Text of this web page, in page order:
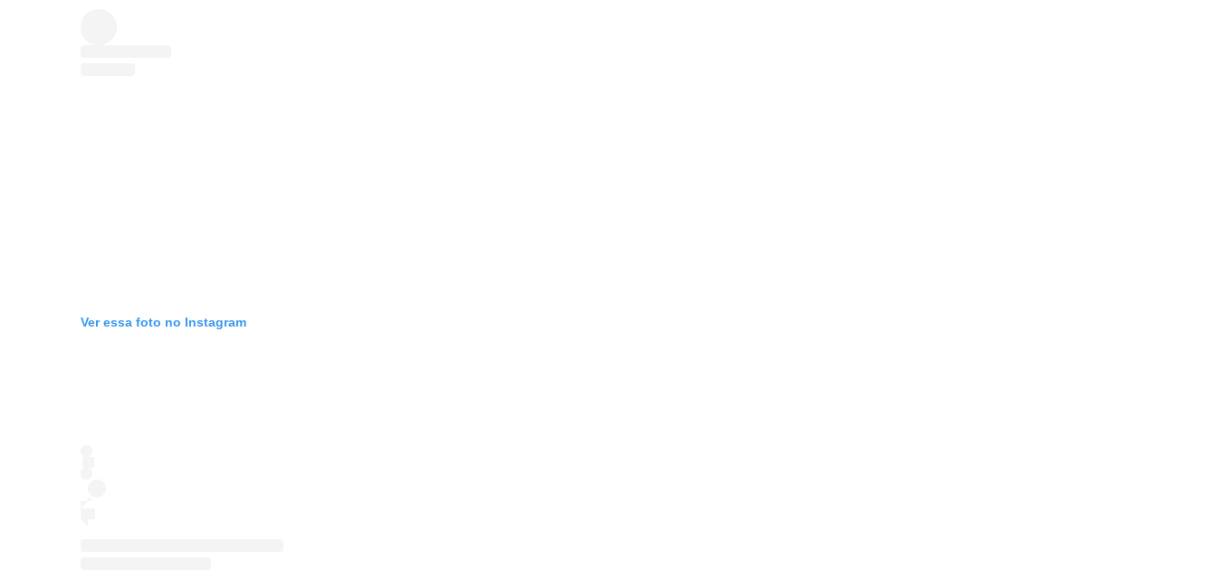
Ver essa foto no Instagram